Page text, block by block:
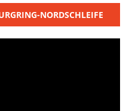
NORDSCHLEIFE